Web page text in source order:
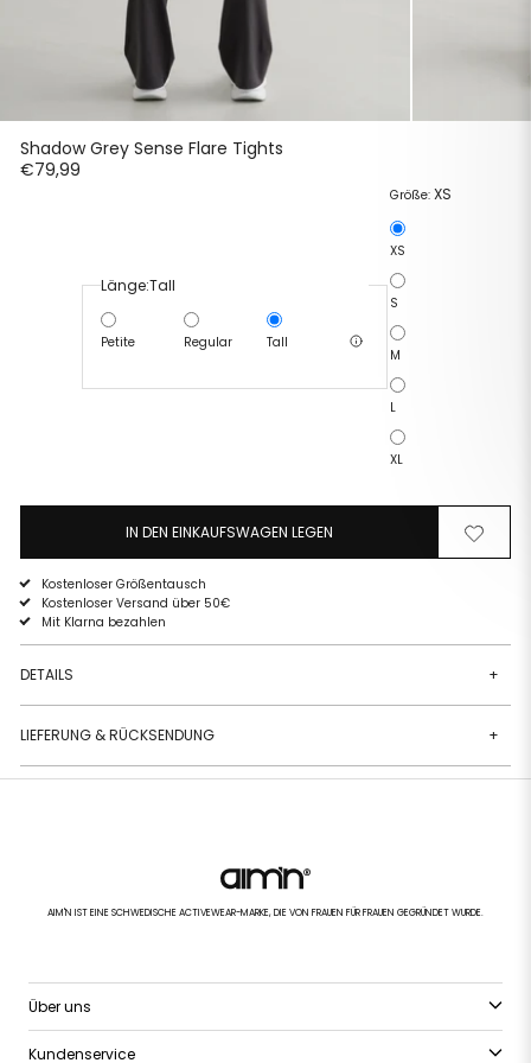
Shadow Grey Sense Flare Tights
€79,99
Länge:Tall
Petite Regular Tall
Größe: XS
XS
S
M
L
XL
IN DEN EINKAUFSWAGEN LEGEN
Zur
Von
der
Kostenloser Größentausch
Kostenloser Versand über 50€
Mit Klarna bezahlen
DETAILS +
LIEFERUNG & RÜCKSENDUNG +
AIM'N IST EINE SCHWEDISCHE ACTIVEWEAR-MARKE, DIE VON FRAUEN FÜR FRAUEN GEGRÜNDET WURDE.
Über uns
Kundenservice